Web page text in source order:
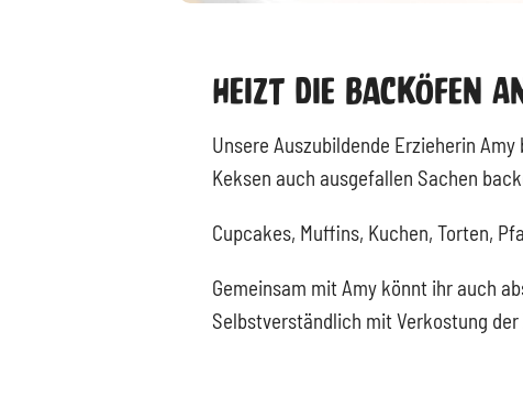
Heizt Die Backöfen
Unsere Auszubildende Erzieherin
Keksen auch ausgefallen Sachen
Cupcakes, Muffins, Kuchen, Torten,
Gemeinsam mit Amy könnt ihr auch
Selbstverständlich mit Verkostung